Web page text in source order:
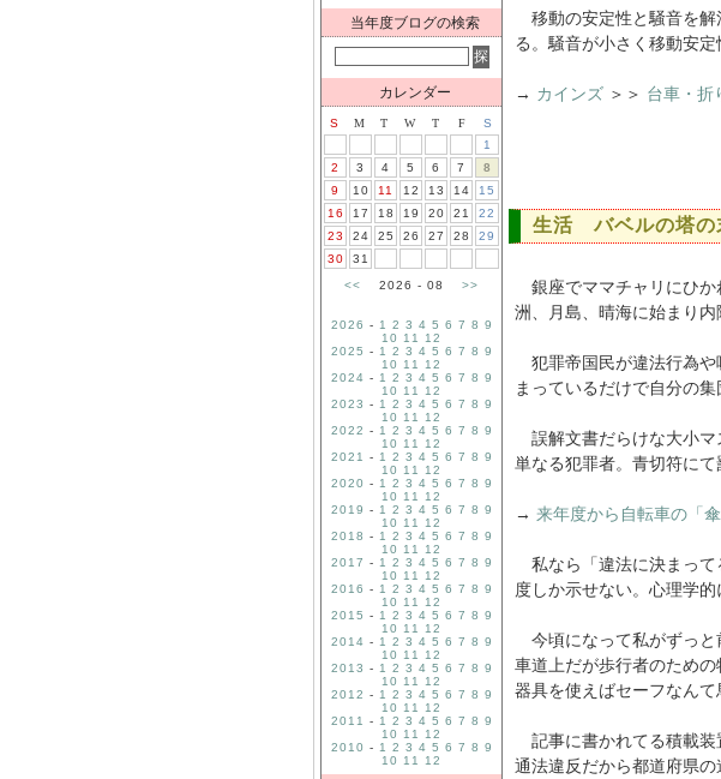
当年度ブログの検索
カレンダー
S M T W T F
S
1
2
3 4 5 6 7
8
9
10 11 12 13 14
15
16
17 18 19 20 21
22
23
24 25 26 27 28
29
30
31
<< 2026 - 08 >>
2026 - 1 2 3 4 5 6 7 8 9
10
11
12
2025 - 1 2 3 4 5 6 7 8 9
10
11
12
2024 - 1 2 3 4 5 6 7 8 9
10
11
12
2023 - 1 2 3 4 5 6 7 8 9
10
11
12
2022 - 1 2 3 4 5 6 7 8 9
10
11
12
2021
- 1 2 3 4 5 6 7 8 9
10
11
12
2020 - 1 2 3 4 5 6 7 8 9
10
11
12
2019 - 1 2 3 4 5 6 7 8 9
10
11
12
2018 - 1 2 3 4 5 6 7 8 9
10
11
12
2017 - 1 2 3 4 5 6 7 8 9
10
11
12
2016 - 1 2 3 4 5 6 7 8 9
10
11
12
2015 - 1 2 3 4 5 6 7 8 9
10
11
12
2014 - 1 2 3 4 5 6 7 8 9
10
11
12
2013 - 1 2 3 4 5 6 7 8 9
10
11
12
2012 - 1 2 3 4 5 6 7 8 9
10
11
12
2011
- 1 2 3 4 5 6 7 8 9
10
11
12
2010 - 1 2 3 4 5 6 7 8 9
10
11 12
移動の安定性と騒音を解
る。騒音が小さく移動安
→ カインズ ＞＞ 台車・折
生活 バベルの塔の
銀座でママチャリにひか
洲、月島、晴海に始まり
犯罪帝国民が違法行為や
まっているだけで自分の集
誤解文書だらけな大小マ
単なる犯罪者。青切符にて
→ 来年度から自転車の「
私なら「違法に決まって
度しか示せない。心理学
今頃になって私がずっと
車道上だが歩行者のため
器具を使えばセーフなんて
記事に書かれてる積載装
通法違反だから都道府県